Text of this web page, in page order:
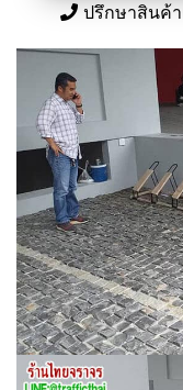
ปรึกษาสินค้า